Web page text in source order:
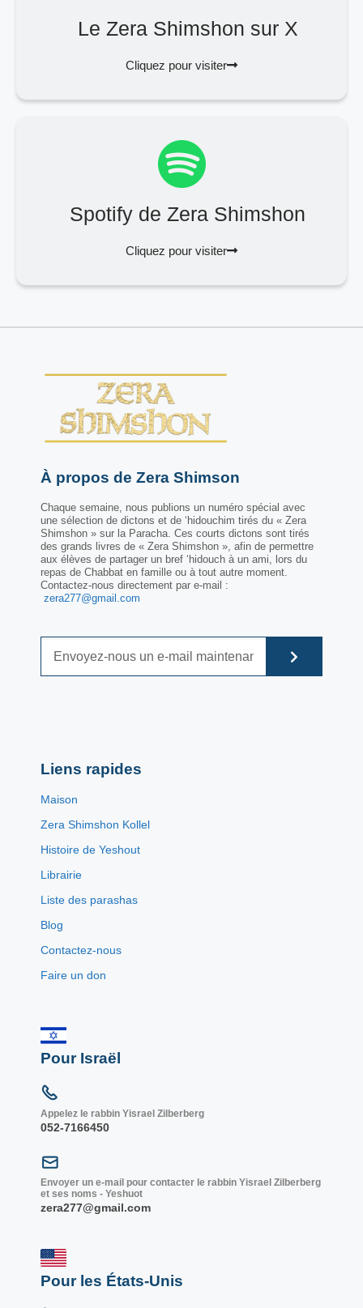
Le Zera Shimshon sur X
Cliquez pour visiter
Spotify de Zera Shimshon
Cliquez pour visiter
À propos de Zera Shimson
Chaque semaine, nous publions un numéro spécial avec
une sélection de dictons et de ‘hidouchim tirés du « Zera
Shimshon » sur la Paracha. Ces courts dictons sont tirés
des grands livres de « Zera Shimshon », afin de permettre
aux élèves de partager un bref ‘hidouch à un ami, lors du
repas de Chabbat en famille ou à tout autre moment.
Contactez-nous directement par e-mail :
zera277@gmail.com
Liens rapides
Maison
Zera Shimshon Kollel
Histoire de Yeshout
Librairie
Liste des parashas
Blog
Contactez-nous
Faire un don
Pour Israël
Appelez le rabbin Yisrael Zilberberg
052-7166450
Envoyer un e-mail pour contacter le rabbin Yisrael Zilberberg
et ses noms - Yeshuot
zera277@gmail.com
Pour les États-Unis